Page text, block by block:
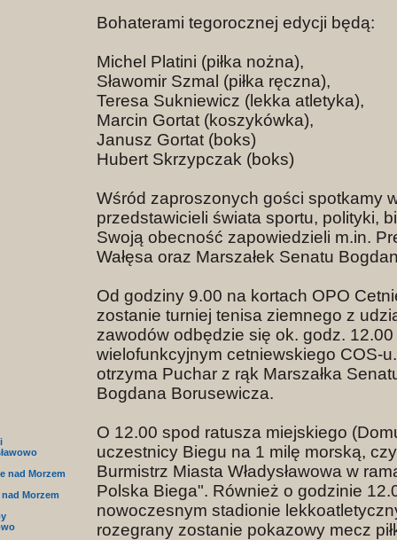
nad Morzem
Morzem
Bohaterami tegorocznej edycji będą:
Michel Platini (piłka nożna),
Sławomir Szmal (piłka ręczna),
Teresa Sukniewicz (lekka atletyka),
Marcin Gortat (koszykówka),
Janusz Gortat (boks)
Hubert Skrzypczak (boks)
Wśród zaproszonych gości spotkamy
przedstawicieli świata sportu, polityki,
Swoją obecność zapowiedzieli m.in.
Wałęsa oraz Marszałek Senatu
Od godziny 9.00 na kortach OPO
zostanie turniej tenisa ziemnego z
zawodów odbędzie się ok. godz.
wielofunkcyjnym cetniewskiego COS-
otrzyma Puchar z rąk Marszałka
Bogdana Borusewicza.
O 12.00 spod ratusza miejskiego
uczestnicy Biegu na 1 milę morską,
Burmistrz Miasta Władysławowa w
Polska Biega". Również o godzinie
nowoczesnym stadionie
rozegrany zostanie pokazowy mecz